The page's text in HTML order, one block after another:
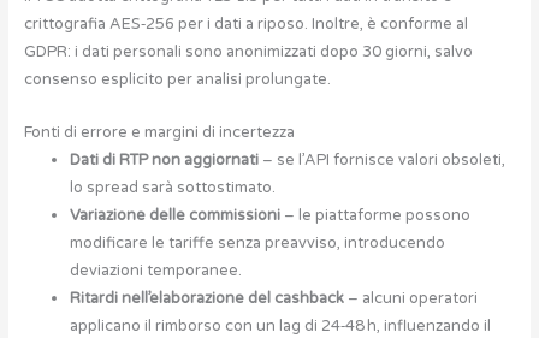
crittografia AES‑256 per i dati a riposo. Inoltre, è conforme al
GDPR: i dati personali sono anonimizzati dopo 30 giorni, salvo
consenso esplicito per analisi prolungate.
Fonti di errore e margini di incertezza
Dati di RTP non aggiornati– se l’API fornisce valori obsoleti,
lo spread sarà sottostimato.
Variazione delle commissioni– le piattaforme possono
modificare le tariffe senza preavviso, introducendo
deviazioni temporanee.
Ritardi nell’elaborazione del cashback– alcuni operatori
applicano il rimborso con un lag di 24‑48 h, influenzando il